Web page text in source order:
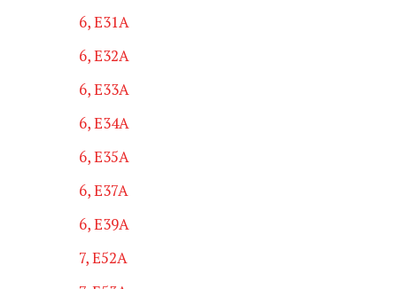
6, E31A
6, E32A
6, E33A
6, E34A
6, E35A
6, E37A
6, E39A
7, E52A